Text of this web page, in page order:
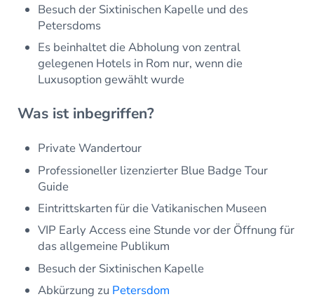
Besuch der Sixtinischen Kapelle und des
Petersdoms
Es beinhaltet die Abholung von zentral
gelegenen Hotels in Rom nur, wenn die
Luxusoption gewählt wurde
Was ist inbegriffen?
Private Wandertour
Professioneller lizenzierter Blue Badge Tour
Guide
Eintrittskarten für die Vatikanischen Museen
VIP Early Access eine Stunde vor der Öffnung für
das allgemeine Publikum
Besuch der Sixtinischen Kapelle
Abkürzung zu Petersdom